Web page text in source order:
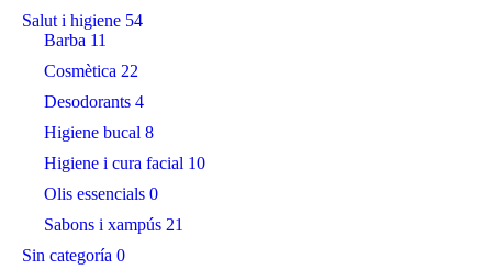
Salut i higiene 54
Barba 11
Cosmètica 22
Desodorants 4
Higiene bucal 8
Higiene i cura facial 10
Olis essencials 0
Sabons i xampús 21
Sin categoría 0